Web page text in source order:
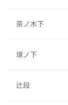
茶ノ木下
塚ノ下
辻段